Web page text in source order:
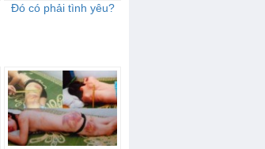
Đó có phải tình yêu?